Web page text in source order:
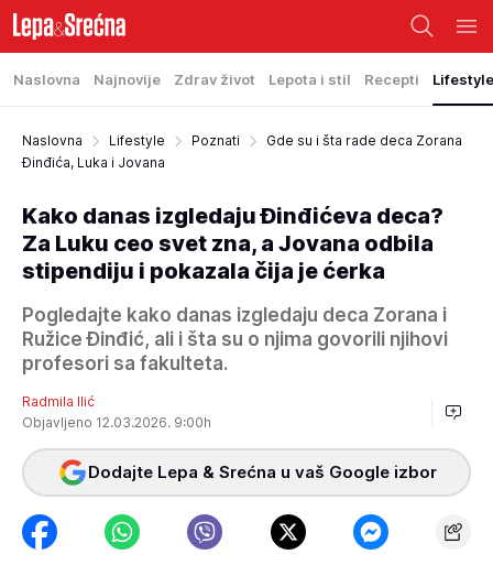
Naslovna Najnovije Zdrav život Lepota i stil Recepti Lifestyle
Naslovna Lifestyle Poznati
Gde su i šta rade deca Zorana
Đinđića, Luka i Jovana
Kako danas izgledaju Đinđićeva deca?
Za Luku ceo svet zna, a Jovana odbila
stipendiju i pokazala čija je ćerka
Pogledajte kako danas izgledaju deca Zorana i
Ružice Đinđić, ali i šta su o njima govorili njihovi
profesori sa fakulteta.
Radmila Ilić
Objavljeno 12.03.2026. 9:00h
Dodajte Lepa & Srećna u vaš Google izbor